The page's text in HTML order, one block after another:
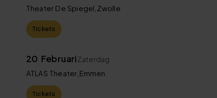
Theater De Spiegel Zwolle
Tickets
20 FebruariZaterdag
ATLAS Theater Emmen
Tickets